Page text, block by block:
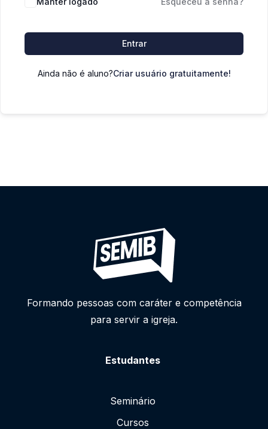
Entrar
Ainda não é aluno?Criar usuário gratuitamente!
Formando pessoas com caráter e competência
para servir a igreja.
Estudantes
Seminário
Cursos